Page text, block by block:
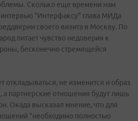
Сколько еще времени нам
интервью "Интерфаксу" глава МИДа
своего визита в Москву. По
питает чувство недоверия к
бесконечно стремящейся
откладываться, не изменится и образ
а партнерские отношения будут лишь
Окада высказал мнение, что для
"необходимо полностью